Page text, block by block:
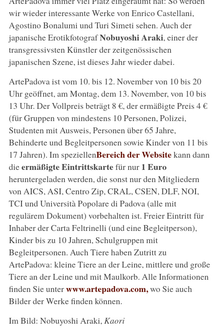
wir wieder interessante Werke von Enrico Castellani,
Agostino Bonalumi und Turi Simeti sehen. Auch der
japanische ErotikfotografNobuyoshi Araki, einer der
transgressivsten Künstler der zeitgenössischen
japanischen Szene, ist dieses Jahr wieder dabei.
ArtePadova ist vom 10. bis 12. November von 10 bis 20
Uhr geöffnet, am Montag, dem 13. November, von 10 bis
13 Uhr. Der Vollpreis beträgt 8 €, der ermäßigte Preis 4 €
(für Gruppen von mindestens 10 Personen, Polizei,
Studenten mit Ausweis, Personen über 65 Jahre,
Behinderte und Begleitpersonen sowie Kinder von 11 bis
17 Jahren). Im speziellenBereich der Websitekann dann
dieermäßigte Eintrittskartefür nur 1 Euro
heruntergeladen werden, die sonst nur den Mitgliedern
von AICS, ASI, Centro Zip, CRAL, CSEN, DLF, NOI,
TCI und Università Popolare di Padova (alle mit
regulärem Dokument) vorbehalten ist. Freier Eintritt für
Inhaber der Carta Feltrinelli (und eine Begleitperson),
Kinder bis zu 10 Jahren, Schulgruppen mit
Begleitpersonen. Auch Tiere haben Zutritt zu
ArtePadova: kleine Tiere an der Leine, mittlere und große
Tiere an der Leine und mit Maulkorb. Alle Informationen
finden Sie unterwww.artepadova.com,wo Sie auch
Bilder der Werke finden können.
Im Bild: Nobuyoshi Araki, Kaori